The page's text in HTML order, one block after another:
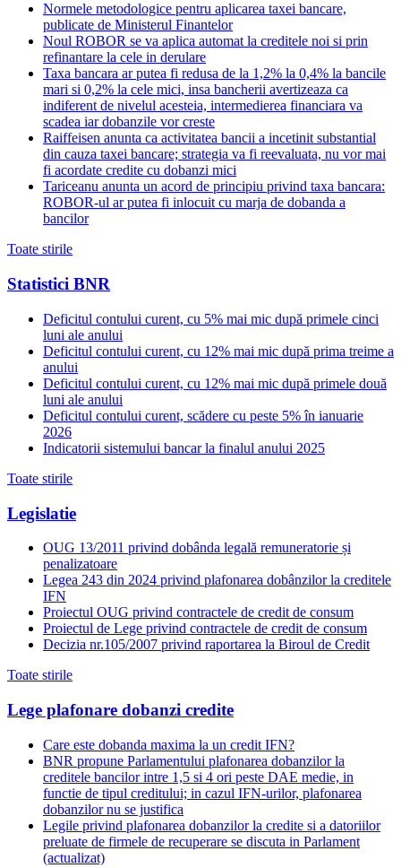
Normele metodologice pentru aplicarea taxei bancare,
publicate de Ministerul Finantelor
Noul ROBOR se va aplica automat la creditele noi si prin
refinantare la cele in derulare
Taxa bancara ar putea fi redusa de la 1,2% la 0,4% la bancile
mari si 0,2% la cele mici, insa bancherii avertizeaza ca
indiferent de nivelul acesteia, intermedierea financiara va
scadea iar dobanzile vor creste
Raiffeisen anunta ca activitatea bancii a incetinit substantial
din cauza taxei bancare; strategia va fi reevaluata, nu vor mai
fi acordate credite cu dobanzi mici
Tariceanu anunta un acord de principiu privind taxa bancara:
ROBOR-ul ar putea fi inlocuit cu marja de dobanda a
bancilor
Toate stirile
Statistici BNR
Deficitul contului curent, cu 5% mai mic după primele cinci
luni ale anului
Deficitul contului curent, cu 12% mai mic după prima treime a
anului
Deficitul contului curent, cu 12% mai mic după primele două
luni ale anului
Deficitul contului curent, scădere cu peste 5% în ianuarie
2026
Indicatorii sistemului bancar la finalul anului 2025
Toate stirile
Legislatie
OUG 13/2011 privind dobânda legală remuneratorie și
penalizatoare
Legea 243 din 2024 privind plafonarea dobânzilor la creditele
IFN
Proiectul OUG privind contractele de credit de consum
Proiectul de Lege privind contractele de credit de consum
Decizia nr.105/2007 privind raportarea la Biroul de Credit
Toate stirile
Lege plafonare dobanzi credite
Care este dobanda maxima la un credit IFN?
BNR propune Parlamentului plafonarea dobanzilor la
creditele bancilor intre 1,5 si 4 ori peste DAE medie, in
functie de tipul creditului; in cazul IFN-urilor, plafonarea
dobanzilor nu se justifica
Legile privind plafonarea dobanzilor la credite si a datoriilor
preluate de firmele de recuperare se discuta in Parlament
(actualizat)